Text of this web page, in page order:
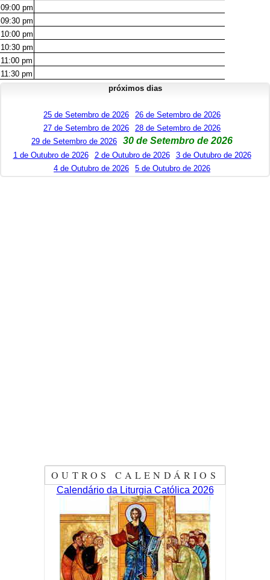
09:00 pm
09:30 pm
10:00 pm
10:30 pm
11:00 pm
11:30 pm
próximos dias
25 de Setembro de 2026
26 de Setembro de 2026
27 de Setembro de 2026
28 de Setembro de 2026
29 de Setembro de 2026
30 de Setembro de 2026
1 de Outubro de 2026 2 de Outubro de 2026
3 de Outubro de 2026
4 de Outubro de 2026
5 de Outubro de 2026
OUTROS CALENDÁRIOS
Calendário da Liturgia Católica 2026